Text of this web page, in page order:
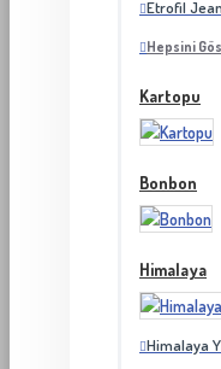
Etrofil
Hepsini
Kartopu
Bonbon
Himalaya
Himalaya